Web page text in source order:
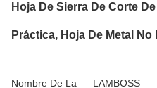
Hoja De Sierra De Corte
Práctica, Hoja De Metal
Nombre De La
LAMBOSS